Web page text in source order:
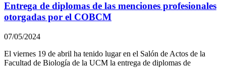
Entrega de diplomas de las menciones profesionales
otorgadas por el COBCM
07/05/2024
El viernes 19 de abril ha tenido lugar en el Salón de Actos de la
Facultad de Biología de la UCM la entrega de diplomas de